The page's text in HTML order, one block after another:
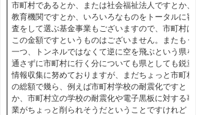
市町村であるとか、または社会福祉法人ですとか、
教育機関ですとか、いろいろなものをトータルに審
査をして選ぶ基金事業もございますので、市町村は
この金額ですというものはございません。またもう
一つ、トンネルではなくて逆に空を飛ぶという県を
通さずに市町村に行く分についても県としても鋭意
情報収集に努めておりますが、まだちょっと市町村
の総額で幾ら、例えば市町村学校の耐震化ですと
か、市町村立の学校の耐震化や電子黒板に対する事
業がちょっと削られそうだということですけれど